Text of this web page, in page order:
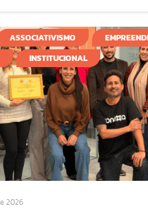
ASSOCIATIVISMO
INSTITUCIONAL
2026